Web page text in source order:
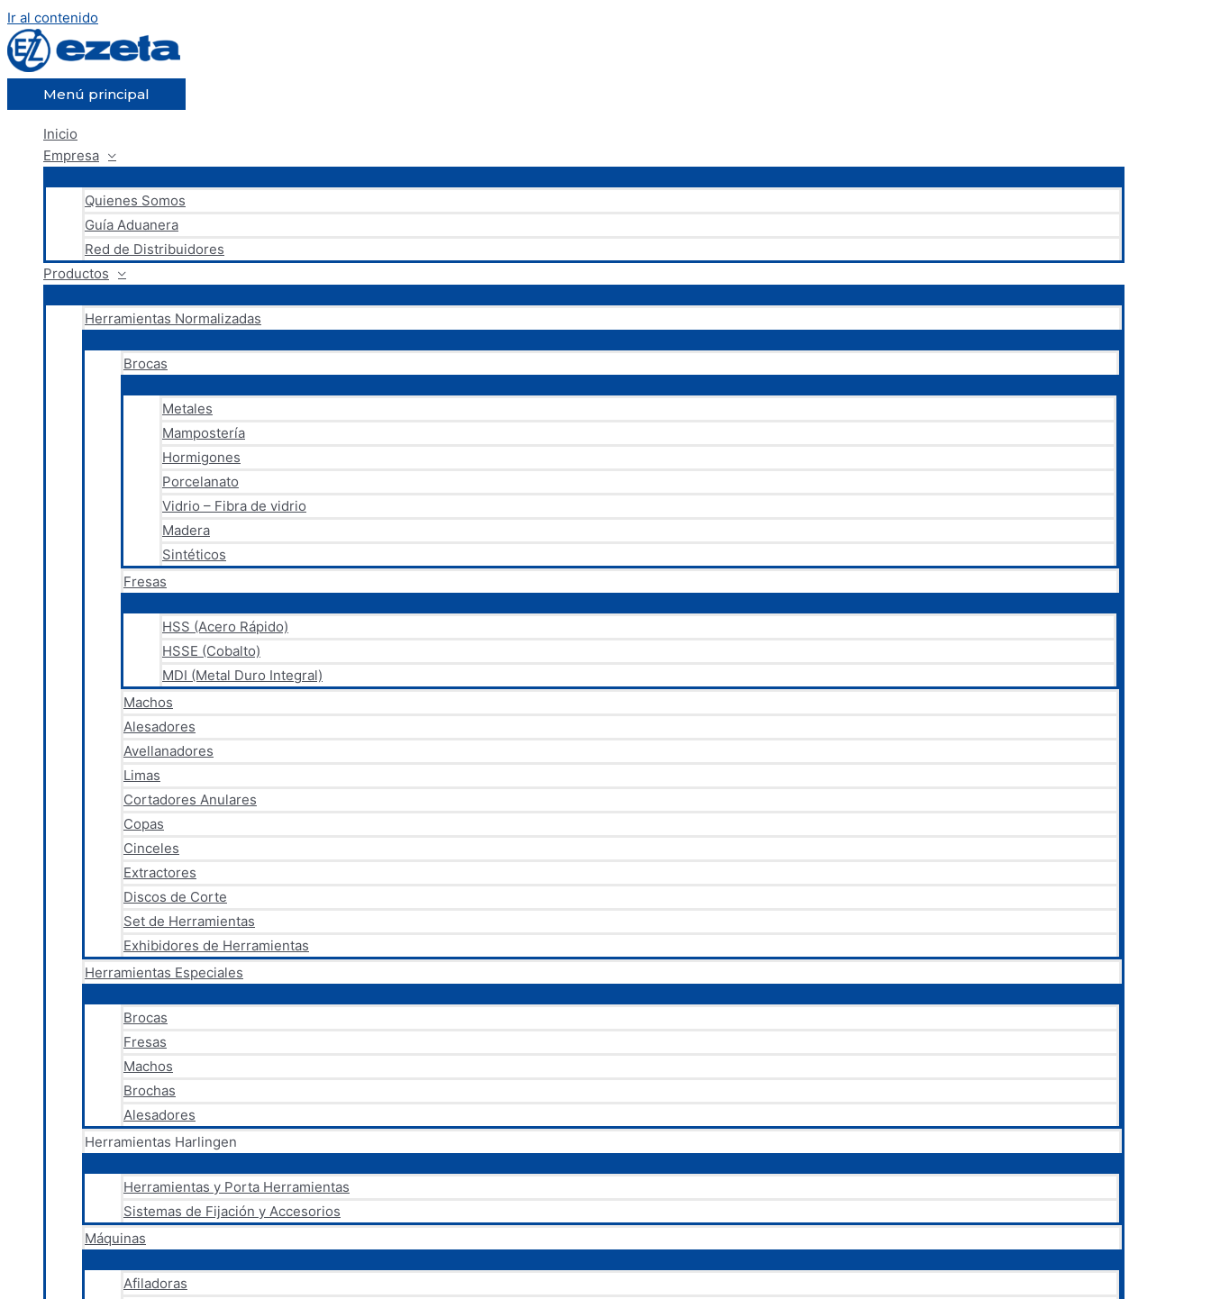
Ir al contenido
Menú principal
Inicio
Empresa
Quienes Somos
Guía Aduanera
Red de Distribuidores
Productos
Herramientas Normalizadas
Brocas
Metales
Mampostería
Hormigones
Porcelanato
Vidrio – Fibra de vidrio
Madera
Sintéticos
Fresas
HSS (Acero Rápido)
HSSE (Cobalto)
MDI (Metal Duro Integral)
Machos
Alesadores
Avellanadores
Limas
Cortadores Anulares
Copas
Cinceles
Extractores
Discos de Corte
Set de Herramientas
Exhibidores de Herramientas
Herramientas Especiales
Brocas
Fresas
Machos
Brochas
Alesadores
Herramientas Harlingen
Herramientas y Porta Herramientas
Sistemas de Fijación y Accesorios
Máquinas
Afiladoras